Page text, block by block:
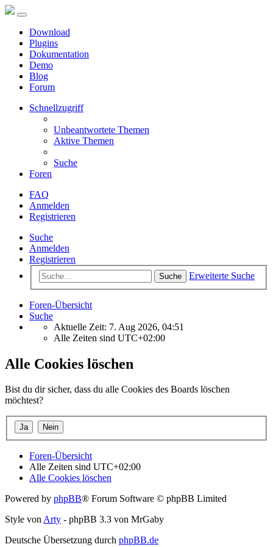
Download
Plugins
Dokumentation
Demo
Blog
Forum
Schnellzugriff
Unbeantwortete Themen
Aktive Themen
Suche
Foren
FAQ
Anmelden
Registrieren
Suche
Anmelden
Registrieren
Suche Erweiterte Suche
Foren-Übersicht
Suche
Aktuelle Zeit: 7. Aug 2026, 04:51
Alle Zeiten sind UTC+02:00
Alle Cookies löschen
Bist du dir sicher, dass du alle Cookies des Boards löschen
möchtest?
Foren-Übersicht
Alle Zeiten sind UTC+02:00
Alle Cookies löschen
Powered by phpBB® Forum Software © phpBB Limited
Style von Arty - phpBB 3.3 von MrGaby
Deutsche Übersetzung durch phpBB.de